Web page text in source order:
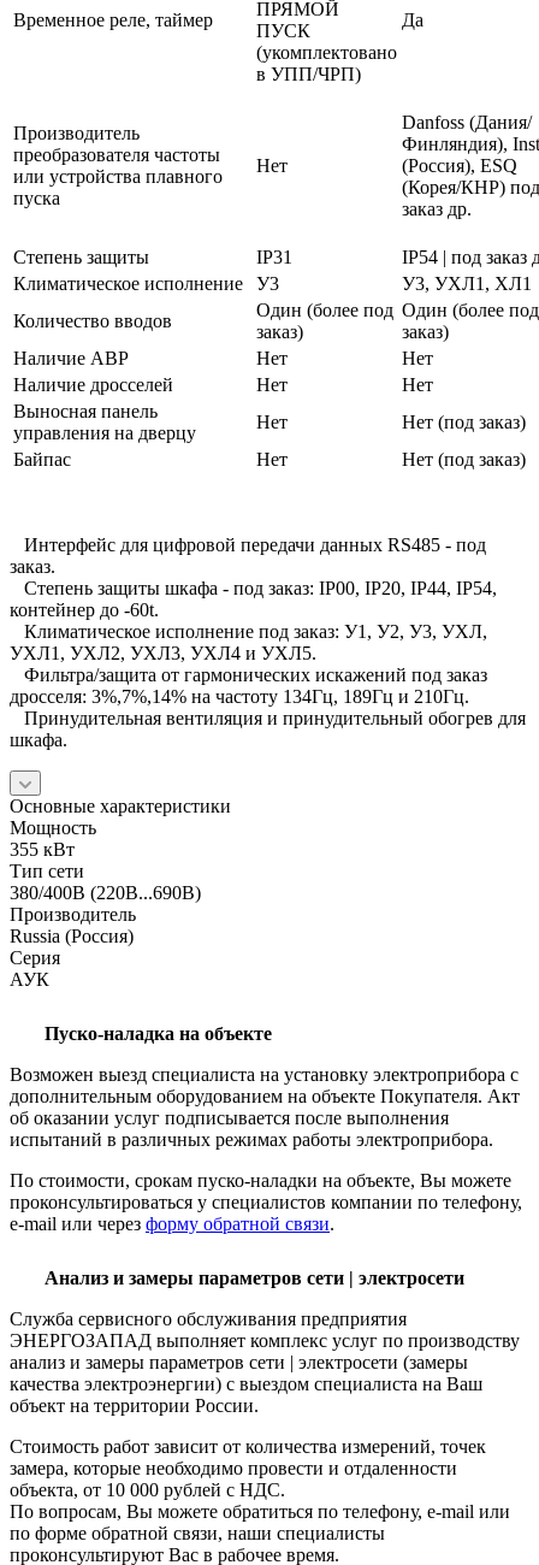
Временное реле, таймер
ПРЯМОЙ
ПУСК
(укомплектовано
в УПП/ЧРП)
Да
Производитель
преобразователя частоты
или устройства плавного
пуска
Нет
Danfoss (Дания/
Финляндия),
(Россия), ESQ
(Корея/КНР) под
заказ др.
Степень защиты IP31
IP54 | под заказ
Климатическое исполнение
У3
У3, УХЛ1, ХЛ1
Количество вводов
Один (более под
заказ)
Один (более под
заказ)
Наличие АВР
Нет
Нет
Наличие дросселей
Нет
Нет
Выносная панель
управления на дверцу
Нет
Нет (под заказ)
Байпас
Нет Нет (под заказ)
Интерфейс для цифровой передачи данных RS485 - под
заказ.
Степень защиты шкафа - под заказ: IP00, IP20, IP44, IP54,
контейнер до -60t.
Климатическое исполнение под заказ: У1, У2, У3, УХЛ,
УХЛ1, УХЛ2, УХЛ3, УХЛ4 и УХЛ5.
Фильтра/защита от гармонических искажений под заказ
дросселя: 3%,7%,14% на частоту 134Гц, 189Гц и 210Гц.
Принудительная вентиляция и принудительный обогрев для
шкафа.
Основные характеристики
Мощность
355 кВт
Тип сети
380/400В (220В...690В)
Производитель
Russia (Россия)
Серия
АУК
Пуско-наладка на объекте
Возможен выезд специалиста на установку электроприбора с
дополнительным оборудованием на объекте Покупателя. Акт
об оказании услуг подписывается после выполнения
испытаний в различных режимах работы электроприбора.
По стоимости, срокам пуско-наладки на объекте, Вы можете
проконсультироваться у специалистов компании по телефону,
e-mail или через форму обратной связи.
Анализ и замеры параметров сети | электросети
Служба сервисного обслуживания предприятия
ЭНЕРГОЗАПАД выполняет комплекс услуг по производству
анализ и замеры параметров сети | электросети (замеры
качества электроэнергии) с выездом специалиста на Ваш
объект на территории России.
Стоимость работ зависит от количества измерений, точек
замера, которые необходимо провести и отдаленности
объекта, от 10 000 рублей с НДС.
По вопросам, Вы можете обратиться по телефону, e-mail или
по форме обратной связи, наши специалисты
проконсультируют Вас в рабочее время.